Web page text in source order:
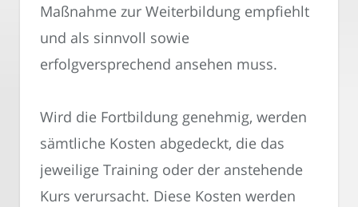
Maßnahme zur Weiterbildung empfiehlt
und als sinnvoll sowie
erfolgversprechend ansehen muss.
Wird die Fortbildung genehmig, werden
sämtliche Kosten abgedeckt, die das
jeweilige Training oder der anstehende
Kurs verursacht. Diese Kosten werden